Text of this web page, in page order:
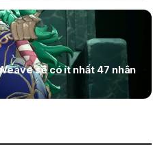
sẽ có ít nhất 47 nhân